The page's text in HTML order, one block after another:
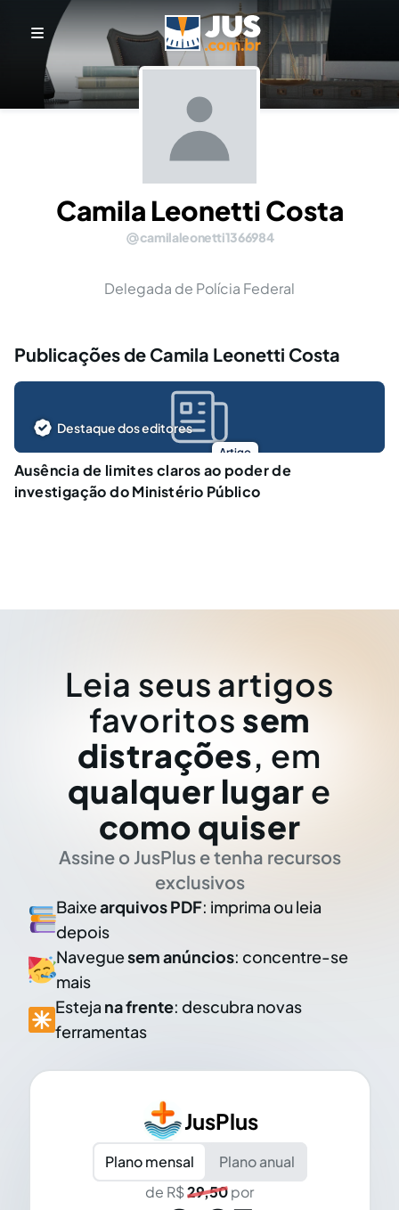
Camila Leonetti Costa
camilaleonetti1366984
Delegada de Polícia Federal
Publicações de Camila Leonetti Costa
Artigo
Destaque dos editores
Ausência de limites claros ao poder de
investigação do Ministério Público
Leia seus artigos
favoritos sem
distrações, em
qualquer lugar e
como quiser
Assine o JusPlus e tenha recursos
exclusivos
Baixearquivos PDF: imprima ou leia
depois
Naveguesem anúncios: concentre-se
mais
Esteja na frente: descubra novas
ferramentas
JusPlus
Plano mensal
Plano anual
de R$29,50por